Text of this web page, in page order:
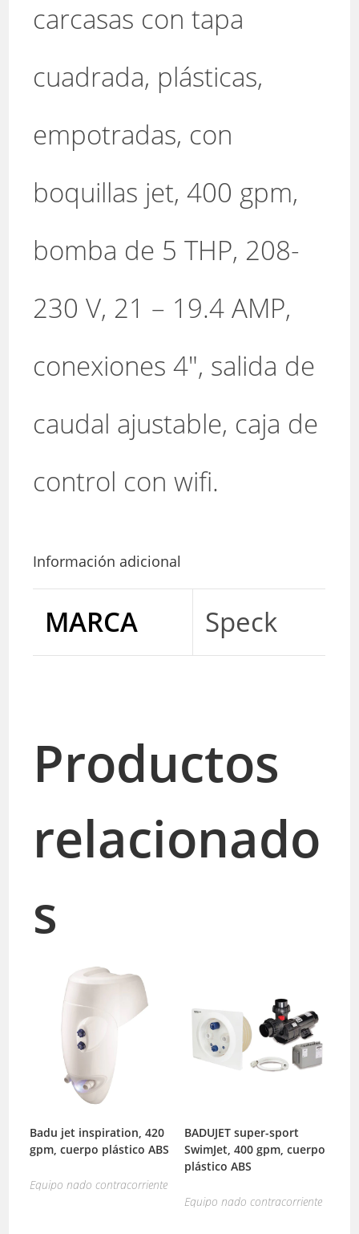
carcasas con tapa
cuadrada, plásticas,
empotradas, con
boquillas jet, 400 gpm,
bomba de 5 THP, 208-
230 V, 21 – 19.4 AMP,
conexiones 4″, salida de
caudal ajustable, caja de
control con wifi.
Información adicional
MARCA Speck
Productos
relacionado
s
Badu jet inspiration, 420
gpm, cuerpo plástico ABS
Equipo nado contracorriente
BADUJET super-sport
SwimJet, 400 gpm, cuerpo
plástico ABS
Equipo nado contracorriente